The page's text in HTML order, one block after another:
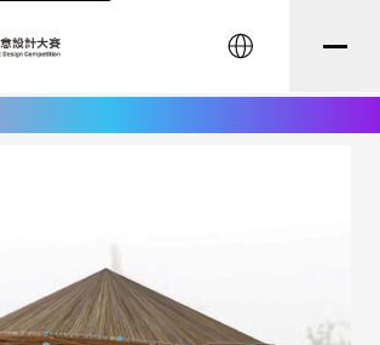
English